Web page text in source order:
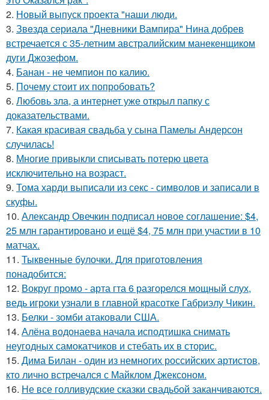
2. Новый выпуск проекта "наши люди.
3. Звeздa сериала "Дневники Вампира" Нина добрев
встречается с 35-летним австралийским манекенщиком
дуги Джозефом.
4. Банан - не чемпион по калию.
5. Почему стоит их попробовать?
6. Любовь зла, а интернет уже открыл папку с
доказательствами.
7. Какая красивая свадьба у сына Памелы Андерсон
случилась!
8. Многие привыкли списывать потерю цвета
исключительно на возраст.
9. Тома харди выписали из секс - символов и записали в
скуфы.
10. Александр Овечкин подписал новое соглашение: $4,
25 млн гарантировано и ещё $4, 75 млн при участии в 10
матчах.
11. Тыквенные булочки. Для приготовления
понадобится:
12. Вокруг промо - арта гта 6 разгорелся мощный слух,
ведь игроки узнали в главной красотке Габриэлу Чикин.
13. Белки - зомби атаковали США.
14. Алёна водонаева начала исподтишка снимать
неугодных самокатчиков и стебать их в сторис.
15. Дима Билан - один из немногих российских артистов,
кто лично встречался с Майклом Джексоном.
16. Не все голливудские сказки свадьбой заканчиваются.